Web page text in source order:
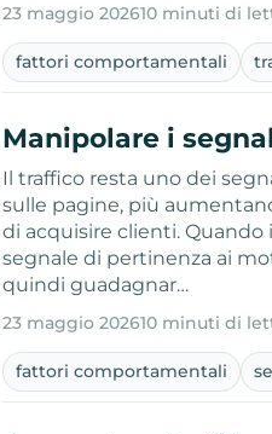
23 maggio 202610 minuti di
fattori comportamentali
Manipolare i
Il traffico resta uno dei
sulle pagine, più
di acquisire clienti.
segnale di pertinenza ai
quindi guadagnar…
23 maggio 202610 minuti di
fattori comportamentali